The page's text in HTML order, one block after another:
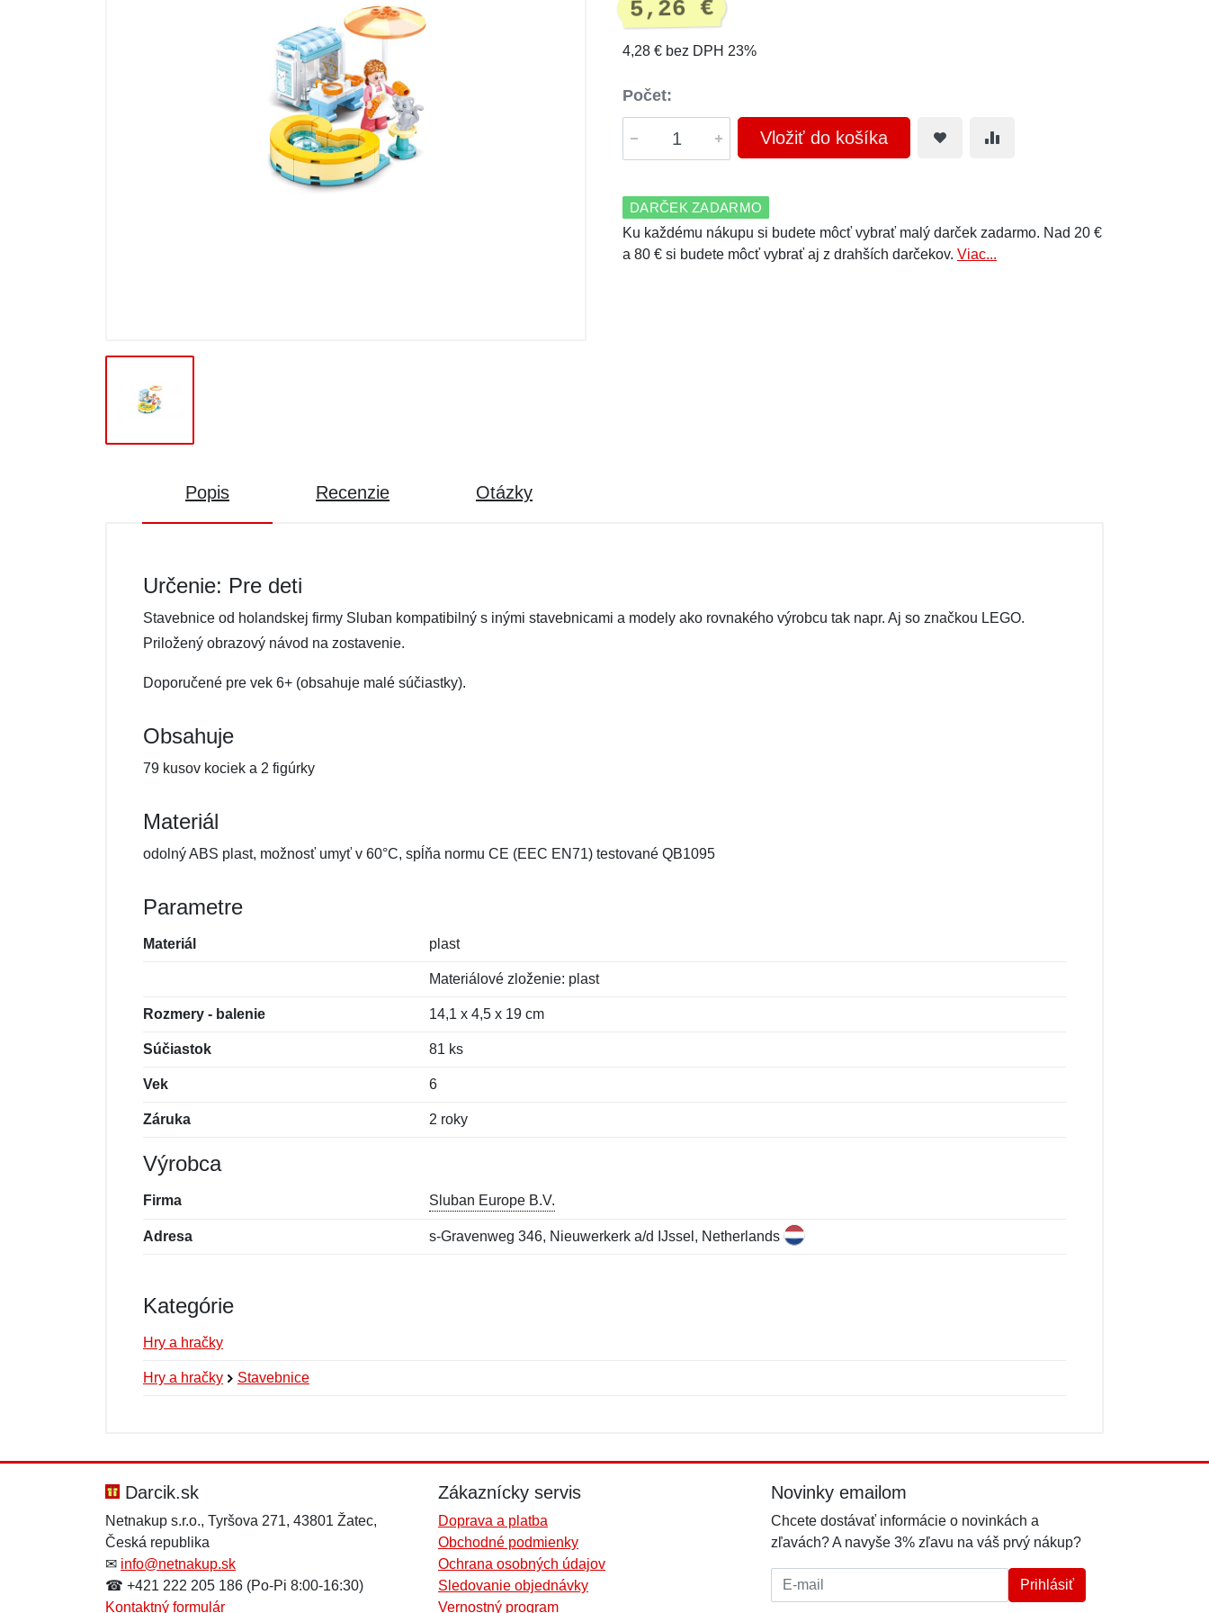
5,26 €
4,28 € bez DPH 23%
Počet:
Vložiť do košíka
DARČEK ZADARMO
Ku každému nákupu si budete môcť vybrať malý darček zadarmo. Nad 20 €
a 80 € si budete môcť vybrať aj z drahších darčekov. Viac...
Popis Recenzie Otázky
Určenie: Pre deti
Stavebnice od holandskej firmy Sluban kompatibilný s inými stavebnicami a modely ako rovnakého výrobcu tak napr. Aj so značkou LEGO.
Priložený obrazový návod na zostavenie.
Doporučené pre vek 6+ (obsahuje malé súčiastky).
Obsahuje
79 kusov kociek a 2 figúrky
Materiál
odolný ABS plast, možnosť umyť v 60°C, spĺňa normu CE (EEC EN71) testované QB1095
Parametre
Materiál plast
Materiálové zloženie: plast
Rozmery - balenie 14,1 x 4,5 x 19 cm
Súčiastok 81 ks
Vek 6
Záruka 2 roky
Výrobca
Firma Sluban Europe B.V.
Adresa s-Gravenweg 346, Nieuwerkerk a/d IJssel, Netherlands
Kategórie
Hry a hračky
Hry a hračky Stavebnice
Správa*
Správa*
Darcik.sk
Netnakup s.r.o., Tyršova 271, 43801 Žatec,
Česká republika
✉ info@netnakup.sk
☎ +421 222 205 186 (Po-Pi 8:00-16:30)
Kontaktný formulár
Zákaznícky servis
Doprava a platba
Obchodné podmienky
Ochrana osobných údajov
Sledovanie objednávky
Vernostný program
Novinky emailom
Chcete dostávať informácie o novinkách a
zľavách? A navyše 3% zľavu na váš prvý nákup?
E-mail: Prihlásiť